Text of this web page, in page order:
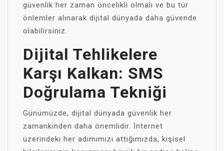
güvenlik her zaman öncelikli olmalı ve bu tür
önlemler alınarak dijital dünyada daha güvende
olabilirsiniz.
Dijital Tehlikelere
Karşı Kalkan: SMS
Doğrulama Tekniği
Günümüzde, dijital dünyada güvenlik her
zamankinden daha önemlidir. İnternet
üzerindeki her adımımızı attığımızda, kişisel